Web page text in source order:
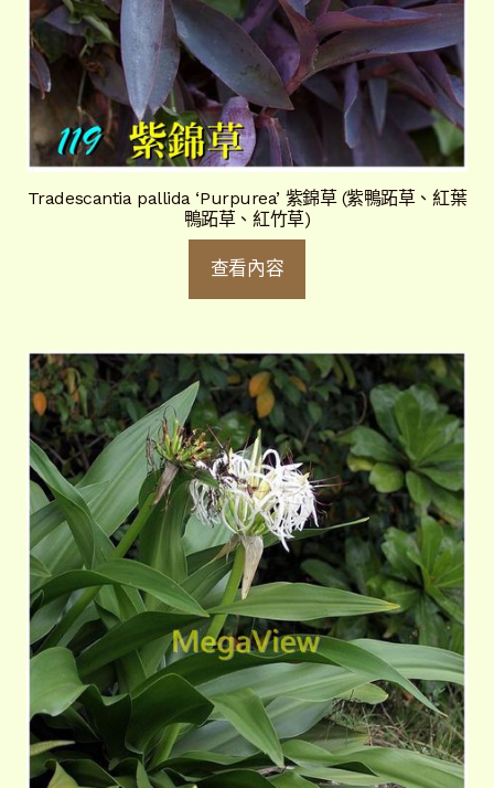
Tradescantia pallida ‘Purpurea’ 紫錦草 (紫鴨跖草、紅葉
鴨跖草、紅竹草)
查看內容